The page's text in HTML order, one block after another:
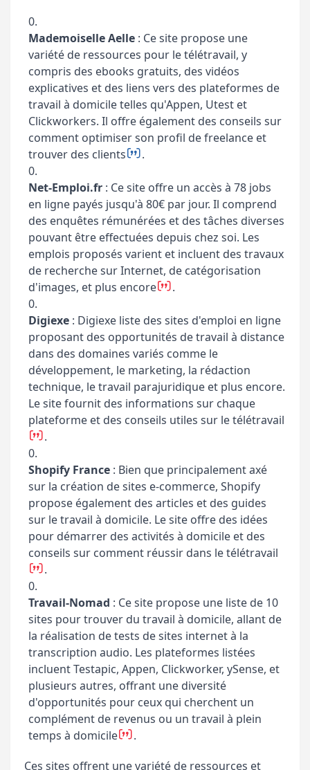
Mademoiselle Aelle : Ce site propose une
variété de ressources pour le télétravail, y
compris des ebooks gratuits, des vidéos
explicatives et des liens vers des plateformes de
travail à domicile telles qu'Appen, Utest et
Clickworkers. Il offre également des conseils sur
comment optimiser son profil de freelance et
trouver des clients​
​.
Net-Emploi.fr : Ce site offre un accès à 78 jobs
en ligne payés jusqu'à 80€ par jour. Il comprend
des enquêtes rémunérées et des tâches diverses
pouvant être effectuées depuis chez soi. Les
emplois proposés varient et incluent des travaux
de recherche sur Internet, de catégorisation
d'images, et plus encore​
​.
Digiexe : Digiexe liste des sites d'emploi en ligne
proposant des opportunités de travail à distance
dans des domaines variés comme le
développement, le marketing, la rédaction
technique, le travail parajuridique et plus encore.
Le site fournit des informations sur chaque
plateforme et des conseils utiles sur le télétravail​
​.
Shopify France : Bien que principalement axé
sur la création de sites e-commerce, Shopify
propose également des articles et des guides
sur le travail à domicile. Le site offre des idées
pour démarrer des activités à domicile et des
conseils sur comment réussir dans le télétravail​
​.
Travail-Nomad : Ce site propose une liste de 10
sites pour trouver du travail à domicile, allant de
la réalisation de tests de sites internet à la
transcription audio. Les plateformes listées
incluent Testapic, Appen, Clickworker, ySense, et
plusieurs autres, offrant une diversité
d'opportunités pour ceux qui cherchent un
complément de revenus ou un travail à plein
temps à domicile​
​.
Ces sites offrent une variété de ressources et